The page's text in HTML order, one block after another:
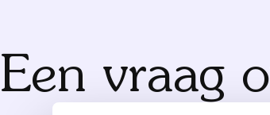
Een vraag